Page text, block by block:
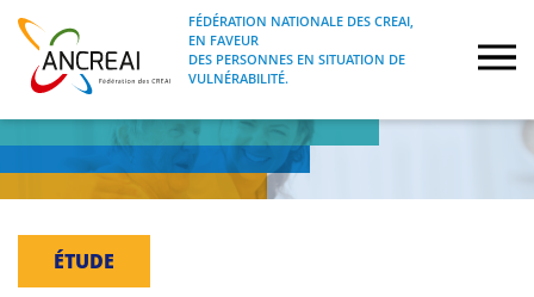
Skip
content
ANCREAI
FÉDÉRATION NATIONALE DES CREAI, EN
FAVEUR DES PERSONNES EN SITUATION
FÉDÉRATION NATIONALE DES CREAI,
EN FAVEUR
DES PERSONNES EN SITUATION DE
VULNÉRABILITÉ.
À propos
Journées nationales
ÉTUDE